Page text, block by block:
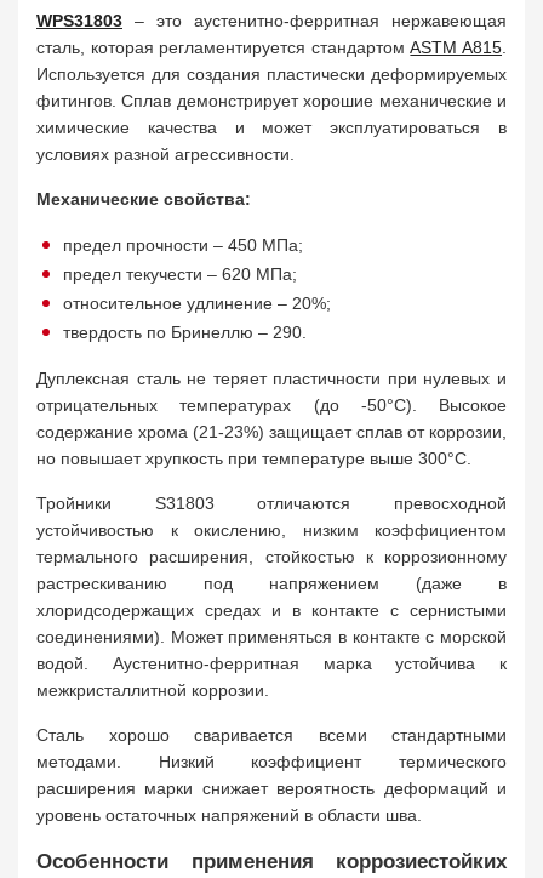
WPS31803
– это аустенитно-ферритная нержавеющая
сталь, которая регламентируется стандартомASTM A815
Используется для создания пластически деформируемых
фитингов. Сплав демонстрирует хорошие механические и
химические качества и может эксплуатироваться в
условиях разной агрессивности.
Механические свойства:
предел прочности – 450 МПа;
предел текучести – 620 МПа;
относительное удлинение – 20%;
твердость по Бринеллю – 290.
Дуплексная сталь не теряет пластичности при нулевых и
отрицательных температурах (до -50°C). Высокое
содержание хрома (21-23%) защищает сплав от коррозии,
но повышает хрупкость при температуре выше 300°C.
Тройники S31803 отличаются превосходной
устойчивостью к окислению, низким коэффициентом
термального расширения, стойкостью к коррозионному
растрескиванию под напряжением (даже в
хлоридсодержащих средах и в контакте с сернистыми
соединениями). Может применяться в контакте с морской
водой. Аустенитно-ферритная марка устойчива к
межкристаллитной коррозии.
Сталь хорошо сваривается всеми стандартными
методами. Низкий коэффициент термического
расширения марки снижает вероятность деформаций и
уровень остаточных напряжений в области шва.
Особенности применения коррозиестойких